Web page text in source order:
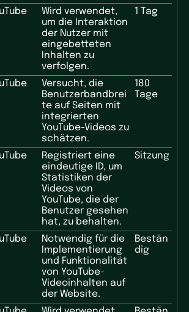
Wird verwendet,
um die Interaktion
der Nutzer mit
eingebetteten
Inhalten zu
verfolgen.
1 Tag
Versucht, die
Benutzerbandbrei
te auf Seiten mit
integrierten
YouTube-Videos zu
schätzen.
180
Tage
Registriert eine
eindeutige ID, um
Statistiken der
Videos von
YouTube, die der
Benutzer gesehen
hat, zu behalten.
Sitzung
Notwendig für die
Implementierung
und Funktionalität
von YouTube-
Videoinhalten auf
der Website.
Bestän
dig